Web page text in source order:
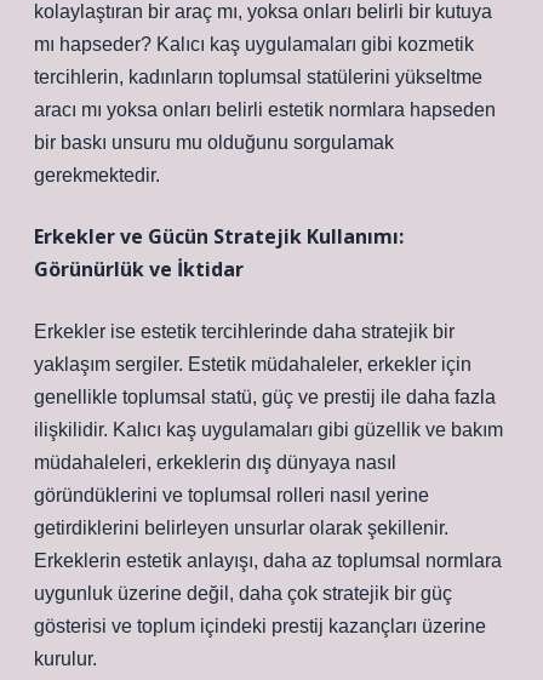
kolaylaştıran bir araç mı, yoksa onları belirli bir kutuya
mı hapseder? Kalıcı kaş uygulamaları gibi kozmetik
tercihlerin, kadınların toplumsal statülerini yükseltme
aracı mı yoksa onları belirli estetik normlara hapseden
bir baskı unsuru mu olduğunu sorgulamak
gerekmektedir.
Erkekler ve Gücün Stratejik Kullanımı:
Görünürlük ve İktidar
Erkekler ise estetik tercihlerinde daha stratejik bir
yaklaşım sergiler. Estetik müdahaleler, erkekler için
genellikle toplumsal statü, güç ve prestij ile daha fazla
ilişkilidir. Kalıcı kaş uygulamaları gibi güzellik ve bakım
müdahaleleri, erkeklerin dış dünyaya nasıl
göründüklerini ve toplumsal rolleri nasıl yerine
getirdiklerini belirleyen unsurlar olarak şekillenir.
Erkeklerin estetik anlayışı, daha az toplumsal normlara
uygunluk üzerine değil, daha çok stratejik bir güç
gösterisi ve toplum içindeki prestij kazançları üzerine
kurulur.